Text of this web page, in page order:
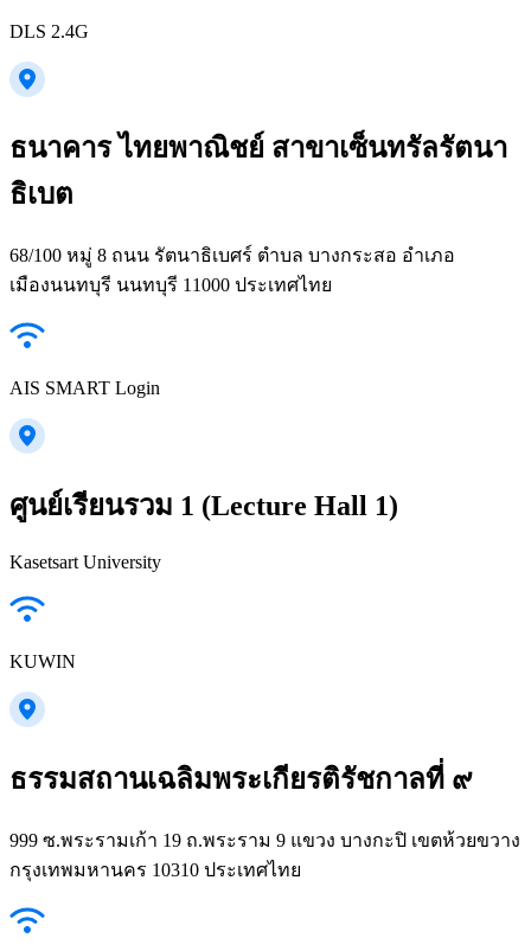
DLS 2.4G
ธนาคาร ไทยพาณิชย์ สาขาเซ็นทรัลรัตนา
ธิเบต
68/100 หมู่ 8 ถนน รัตนาธิเบศร์ ตำบล บางกระสอ อำเภอ
เมืองนนทบุรี นนทบุรี 11000 ประเทศไทย
AIS SMART Login
ศูนย์เรียนรวม 1 (Lecture Hall 1)
Kasetsart University
KUWIN
ธรรมสถานเฉลิมพระเกียรติรัชกาลที่ ๙
999 ซ.พระรามเก้า 19 ถ.พระราม 9 แขวง บางกะปิ เขตห้วยขวาง
กรุงเทพมหานคร 10310 ประเทศไทย